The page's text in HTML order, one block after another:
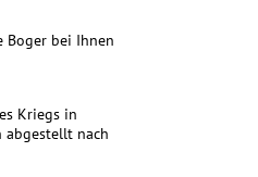
Boger bei Ihnen
Kriegs in
abgestellt nach